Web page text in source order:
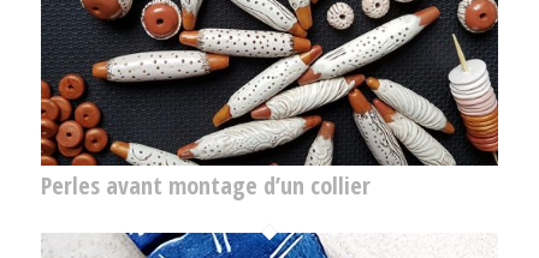
Perles avant montage d’un collier